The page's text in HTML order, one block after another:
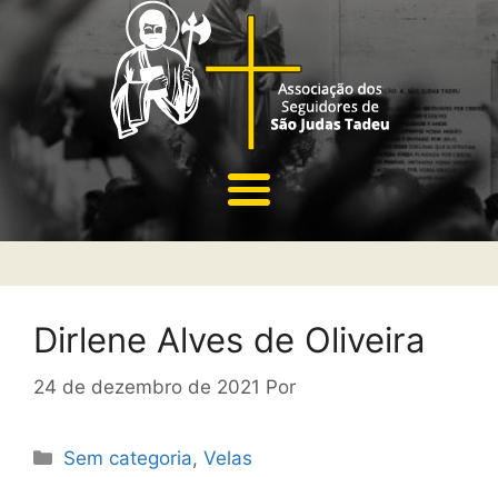
Dirlene Alves de Oliveira
24 de dezembro de 2021 Por
Sem categoria,Velas